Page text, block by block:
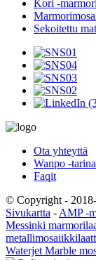
Kori -
Sekoitettu
Ota yhteyttä
Wanpo -tarina
Faqit
© Copyright -
Sivukartta - AMP -
Messinki
Waterjet Marble